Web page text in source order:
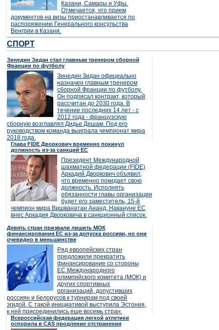
Казани, Самары и Уфы.
Отмечается, что прием
документов на визы приостанавливается по
распоряжению Генерального консульства
Венгрии в Казани.
СПОРТ
Зинедин Зидан стал главным тренером сборной
Франции по футболу
Зинедин Зидан официально
назначен главным тренером
сборной Франции по футболу.
Он подписал контракт, который
рассчитан до 2030 года. В
течение последних 14 лет - с
2012 года - французскую
сборную возглавлял Дидье Дешам. Под его
руководством команда выиграла чемпионат мира
2018 года.
Глава FIDE Дворкович временно покинул
должность из-за санкций ЕС
Президент Международной
шахматной федерации (FIDE)
Аркадий Дворкович объявил,
что временно покидает свою
должность. Исполнять
обязанности главы организации
будет его заместитель, 15-й
чемпион мира Вишванатан Ананд. Накануне ЕС
внес Аркадия Дворковича в санкционный список.
Девять стран призвали лишить МОК
финансирования ЕС из-за допуска россиян, но они
очевидно в меньшинстве
Ряд европейских стран
предложили прекратить
финансирование со стороны
ЕС Международного
олимпийского комитета (МОК) и
других спортивных
организаций, допустивших
россиян и белорусов к турнирам под своей
эгидой. С такой инициативой выступила Эстония,
к ней присоединились еще восемь стран.
Всероссийская федерация легкой атлетики
оспорила в CAS продление отстранения